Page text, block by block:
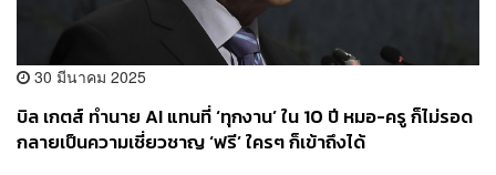
30 มีนาคม 2025
บิล เกตส์ ทำนาย AI แทนที่ ‘ทุกงาน’ ใน 10 ปี หมอ-ครู ก็ไม่รอด
กลายเป็นความเชี่ยวชาญ ‘ฟรี’ ใครๆ ก็เข้าถึงได้